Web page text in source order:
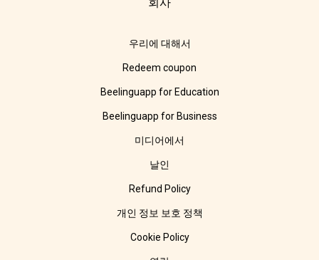
우리에 대해서
Redeem coupon
Beelinguapp for Education
Beelinguapp for Business
미디어에서
날인
Refund Policy
개인 정보 보호 정책
Cookie Policy